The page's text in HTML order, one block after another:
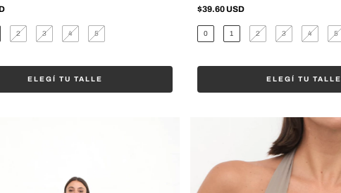
2 3 4 5
ELEGÍ TU TALLE
$39.60 USD
0 1 2 3 4 5
ELEGÍ TU TALLE